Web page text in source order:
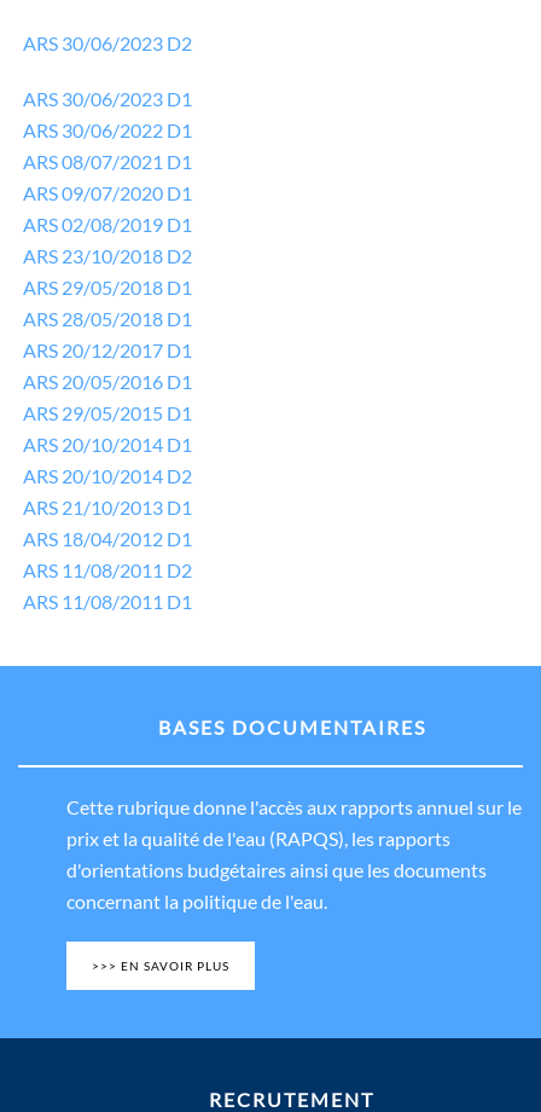
ARS 30/06/2023 D2
ARS 30/06/2023 D1
ARS 30/06/2022 D1
ARS 08/07/2021 D1
ARS 09/07/2020 D1
ARS 02/08/2019 D1
ARS 23/10/2018 D2
ARS 29/05/2018 D1
ARS 28/05/2018 D1
ARS 20/12/2017 D1
ARS 20/05/2016 D1
ARS 29/05/2015 D1
ARS 20/10/2014 D1
ARS 20/10/2014 D2
ARS 21/10/2013 D1
ARS 18/04/2012 D1
ARS 11/08/2011 D2
ARS 11/08/2011 D1
BASES DOCUMENTAIRES
Cette rubrique donne l'accès aux rapports annuel sur le
prix et la qualité de l'eau (RAPQS), les rapports
d'orientations budgétaires ainsi que les documents
concernant la politique de l'eau.
>>> EN SAVOIR PLUS
RECRUTEMENT